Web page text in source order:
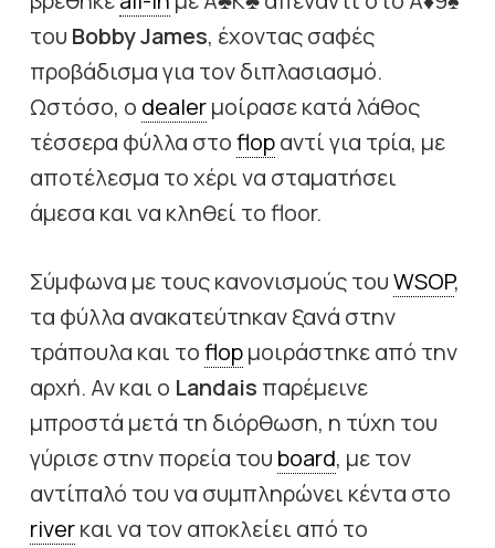
του Bobby James, έχοντας σαφές
προβάδισμα για τον διπλασιασμό.
Ωστόσο, ο dealerμοίρασε κατά λάθος
τέσσερα φύλλα στοflopαντί για τρία, με
αποτέλεσμα το χέρι να σταματήσει
άμεσα και να κληθεί το floor.
Σύμφωνα με τους κανονισμούς τουWSOP,
τα φύλλα ανακατεύτηκαν ξανά στην
τράπουλα και τοflopμοιράστηκε από την
αρχή. Αν και ο Landais παρέμεινε
μπροστά μετά τη διόρθωση, η τύχη του
γύρισε στην πορεία του board, με τον
αντίπαλό του να συμπληρώνει κέντα στο
riverκαι να τον αποκλείει από το